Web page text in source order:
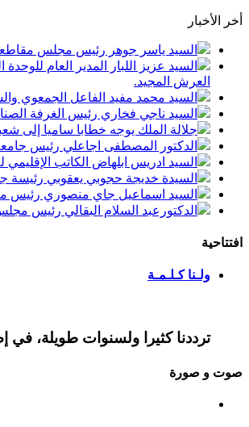
أخر الأخبار
السيد ياسر جوهر رئيس مجلس مقاطعة فاس
السيد عزيز اللبار المدير العام
العرش المجيد.
السيد محمد مفيد الفاعل الجمعوي والسياسي
السيد ناجي فخاري رئيس الغرفة الصناعة
جلالة الملك يوجه خطابا ساميا إلى
الدكتور المصطفى اجاعلي رئيس
السيد ادريس ابلهاض الكاتب
السيدة خديجة حجوبي يعقوبي رئيسة
السيد اسماعيل جاي منصوري رئيس
الدكتورعبد السلام البقالي رئيس
افتتاحية
ولـنا كـلـمـة
ترددنا كثيرا ولسنوات طويلة، في
صوت و صورة